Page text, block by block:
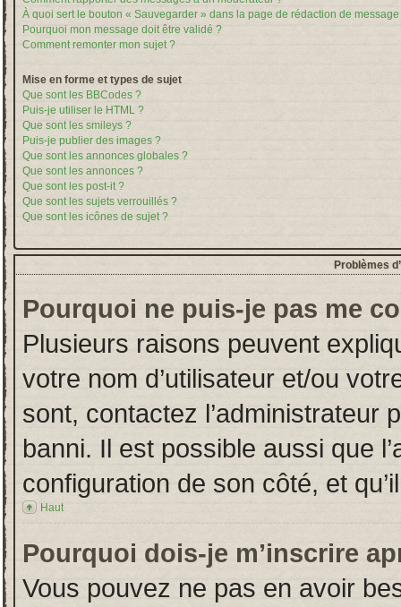
À quoi sert le bouton « Sauvegarder » dans la page de rédaction de message
Pourquoi mon message doit être validé ?
Comment remonter mon sujet ?
Mise en forme et types de sujet
Que sont les BBCodes ?
Puis-je utiliser le HTML ?
Que sont les smileys ?
Puis-je publier des images ?
Que sont les annonces globales ?
Que sont les annonces ?
Que sont les post-it ?
Que sont les sujets verrouillés ?
Que sont les icônes de sujet ?
Problèmes
Pourquoi ne puis-je pas me
Plusieurs raisons peuvent
votre nom d’utilisateur et/ou
sont, contactez l’administrateur
banni. Il est possible aussi que
configuration de son côté, et
Haut
Pourquoi dois-je m’inscrire
Vous pouvez ne pas en avoir